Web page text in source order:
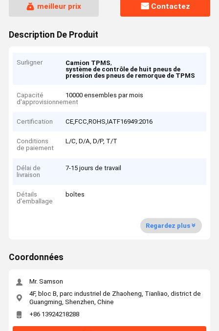
meilleur prix Contactez
Description De Produit
Surligner Camion TPMS,
système de contrôle de huit pneus de
pression des pneus de remorque de TPMS
Capacité
d'approvisionnement
10000 ensembles par mois
Certification CE,FCC,ROHS,IATF16949:2016
Conditions
de paiement
L/C, D/A, D/P, T/T
Délai de
livraison
7-15 jours de travail
Détails
d'emballage
boîtes
Regardez plus
Coordonnées
Mr. Samson
4F, bloc B, parc industriel de Zhaoheng, Tianliao, district de
Guangming, Shenzhen, Chine
+86 13924218288